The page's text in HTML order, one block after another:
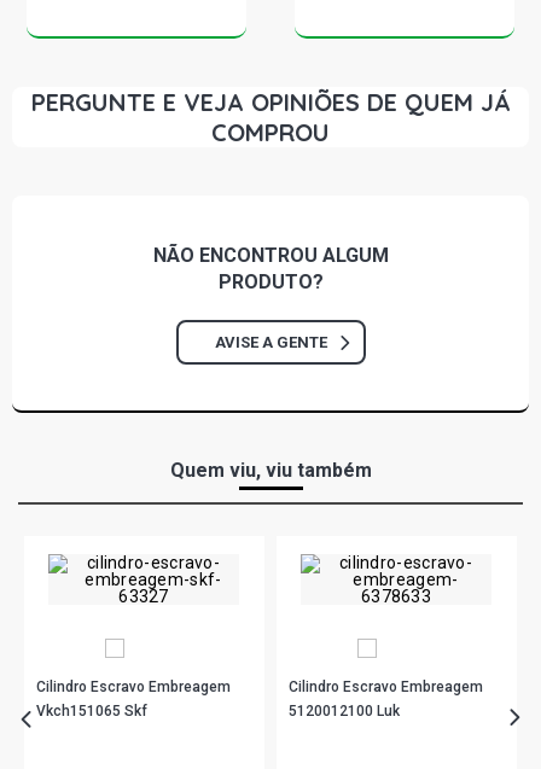
PERGUNTE E VEJA OPINIÕES DE QUEM JÁ
COMPROU
NÃO ENCONTROU ALGUM
PRODUTO?
AVISE A GENTE
Quem viu, viu também
Cilindro Escravo Embreagem
Vkch151065 Skf
Cilindro Escravo Embreagem
5120012100 Luk